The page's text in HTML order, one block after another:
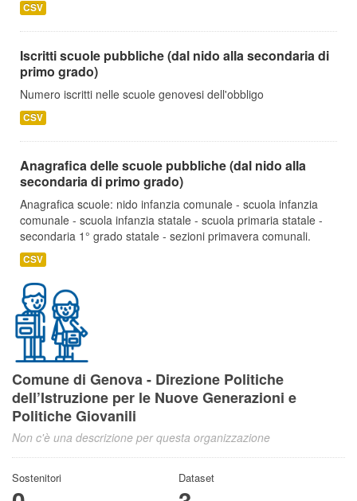
CSV
Iscritti scuole pubbliche (dal nido alla secondaria di
primo grado)
Numero iscritti nelle scuole genovesi dell'obbligo
CSV
Anagrafica delle scuole pubbliche (dal nido alla
secondaria di primo grado)
Anagrafica scuole: nido infanzia comunale - scuola infanzia
comunale - scuola infanzia statale - scuola primaria statale -
secondaria 1° grado statale - sezioni primavera comunali.
CSV
Comune di Genova - Direzione Politiche
dell’Istruzione per le Nuove Generazioni e
Politiche Giovanili
Non c'è una descrizione per questa organizzazione
Sostenitori Dataset